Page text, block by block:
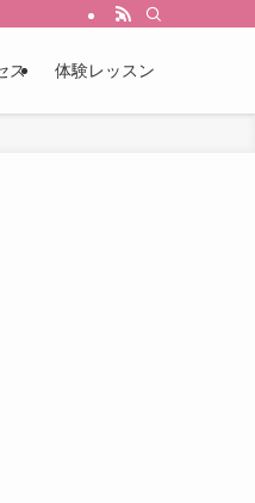
ス 体験レッスン